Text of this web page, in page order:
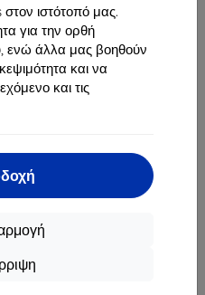
ιστότοπό μας.
για την ορθή
ενώ άλλα μας βοηθούν
και να
και τις